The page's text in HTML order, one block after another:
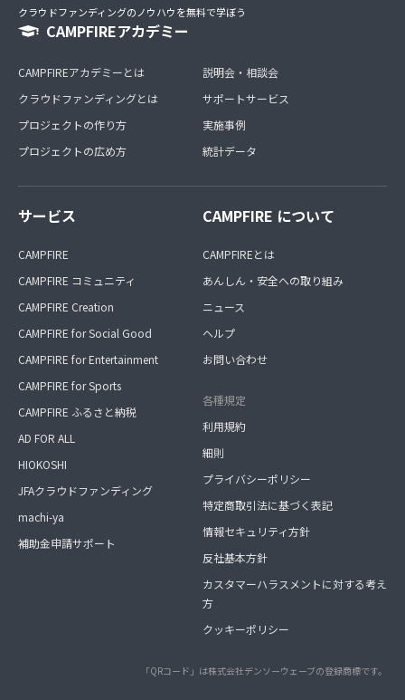
クラウドファンディングのノウハウを無料で学ぼう
CAMPFIREアカデミー
CAMPFIREアカデミーとは
クラウドファンディングとは
プロジェクトの作り方
プロジェクトの広め方
説明会・相談会
サポートサービス
実施事例
統計データ
サービス
CAMPFIRE
CAMPFIRE コミュニティ
CAMPFIRE Creation
CAMPFIRE for Social Good
CAMPFIRE for Entertainment
CAMPFIRE for Sports
CAMPFIRE ふるさと納税
AD FOR ALL
HIOKOSHI
JFAクラウドファンディング
machi-ya
補助金申請サポート
CAMPFIRE について
CAMPFIREとは
あんしん・安全への取り組み
ニュース
ヘルプ
お問い合わせ
各種規定
利用規約
細則
プライバシーポリシー
特定商取引法に基づく表記
情報セキュリティ方針
反社基本方針
カスタマーハラスメントに対する考え
方
クッキーポリシー
「QRコード」は株式会社デンソーウェーブの登録商標です。